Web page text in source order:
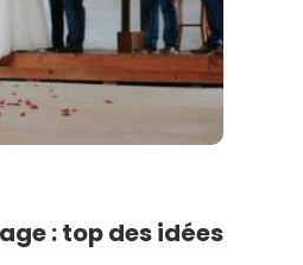
: top des idées